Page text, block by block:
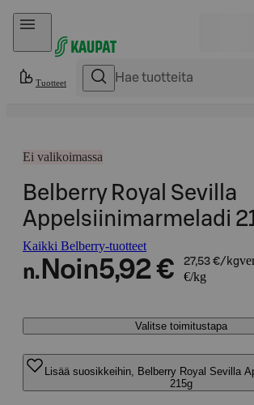
Hyppää sisältöön
Tuotteet
Ei valikoimassa
Belberry Royal Sevilla
Appelsiinimarmeladi
Kaikki Belberry-tuotteet
n. Noin5,92 € 27,53 €/kg
€/kg
Valitse toimitustapa
Lisää suosikkeihin, Belberry Royal Sevilla
215g